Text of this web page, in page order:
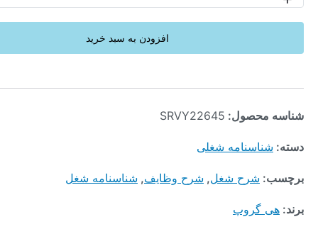
افزودن به سبد خرید
محصول:SRVY22645
شغلی
شرح شغل ,شرح وظایف, شناسنامه شغل
گروپ